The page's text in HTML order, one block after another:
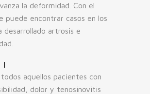
la deformidad. Con el
puede encontrar casos en los
desarrollado artrosis e
I
todos aquellos pacientes con
dolor y tenosinovitis